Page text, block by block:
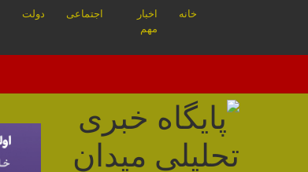
خانه
اخبار
مهم
اجتماعی دولت